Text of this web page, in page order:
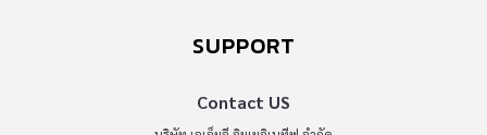
SUPPORT
Contact US